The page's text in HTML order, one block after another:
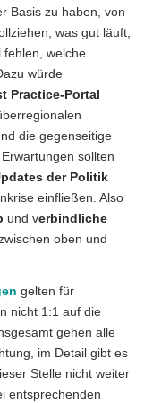
Basis zu haben, von
was gut läuft,
fehlen, welche
würde
Practice-Portal
die gegenseitige
sollten
der Politik
einfließen. Also
und verbindliche
oben und
gelten für
nicht 1:1 auf die
gehen alle
im Detail gibt es
Stelle nicht weiter
entsprechenden